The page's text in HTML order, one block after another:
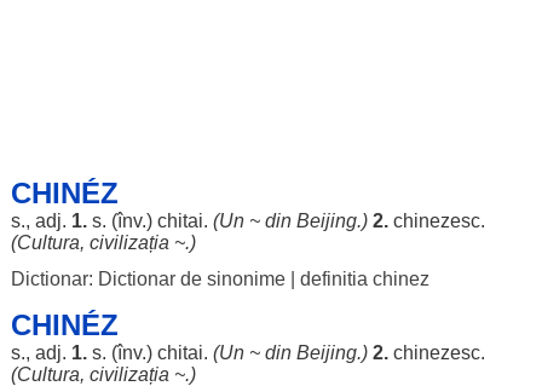
CHINÉZ
s., adj. 1.s. (înv.) chitai. (Un ~ din Beijing.) 2. chinezesc.
(Cultura, civilizația ~.)
Dictionar: Dictionar de sinonime| definitia chinez
CHINÉZ
s., adj. 1.s. (înv.) chitai. (Un ~ din Beijing.) 2. chinezesc.
(Cultura, civilizația ~.)